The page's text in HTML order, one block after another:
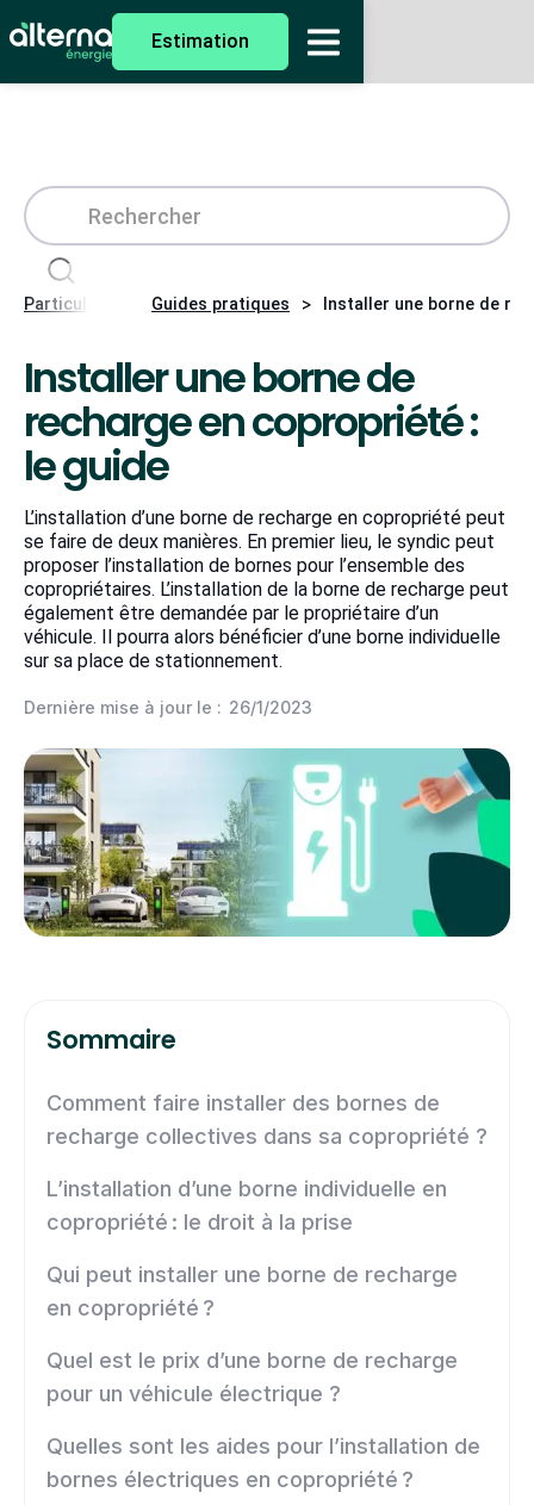
Estimation
Particuliers Guides pratiques > Installer une borne de
Installer une borne de
recharge en copropriété :
le guide
L’installation d’une borne de recharge en copropriété peut
se faire de deux manières. En premier lieu, le syndic peut
proposer l’installation de bornes pour l’ensemble des
copropriétaires. L’installation de la borne de recharge peut
également être demandée par le propriétaire d’un
véhicule. Il pourra alors bénéficier d’une borne individuelle
sur sa place de stationnement.
Dernière mise à jour le : 26/1/2023
Sommaire
Comment faire installer des bornes de
recharge collectives dans sa copropriété ?
L’installation d’une borne individuelle en
copropriété : le droit à la prise
Qui peut installer une borne de recharge
en copropriété ?
Quel est le prix d’une borne de recharge
pour un véhicule électrique ?
Quelles sont les aides pour l’installation de
bornes électriques en copropriété ?